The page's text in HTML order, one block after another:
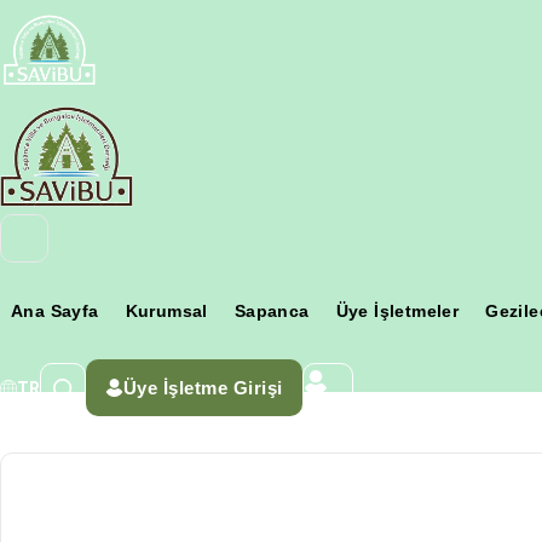
Ana Sayfa Kurumsal Sapanca Üye İşletmeler
TR Üye İşletme Girişi